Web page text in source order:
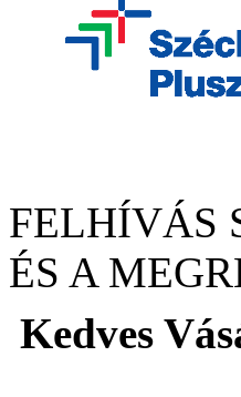
FELHÍVÁS
ÉS A
Kedves